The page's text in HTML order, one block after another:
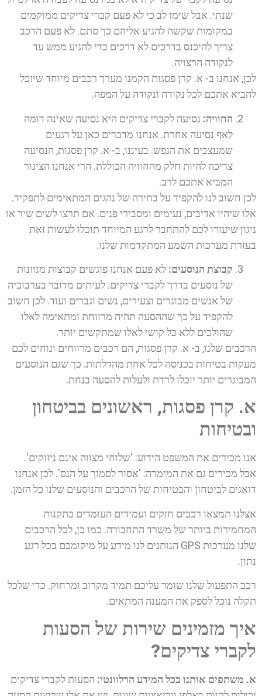
שנתי. אבל שימו לב כי לא פעם קברי צדיקים ממוקמים
במקומות שקשה להגיע אליהם כך סתם. לא פעם הרכב
צריך להיכנס בדרכים לא דרכים כדי להגיע ממש עד
לנקודה הרצויה.
לכן, אנחנו ב- א. קרן פסגות הקמנו מערך רכבים מיוחד שיוכל
להביא אתכם לכל נקודה ונקודה על המפה.
החוויה: נסיעה לקברי צדיקים היא נסיעה שאינה דומה
לאף נסיעה אחרת. אנחנו מדברים כאן על רגעים
שמעצבים את הנפש. בעיננו, ב- א. קרן פסגות, הנסיעה
צריכה להיות חלק מהחוויה הכוללת. הרי אנחנו הצינור
המביא אתכם לרב.
לכן חשוב לנו להקפיד על בחירה של נהגים המתאימים לתפקיד.
אלו שיהיו אדיבים, נעימים ומסבירי פנים. אם תרצו לשים שיר או
ניגון שיעזרו לכם להתחבר לרגע המיוחד תוכלו לעשות זאת
בעזרת מערכות השמע המתקדמות שלנו.
קבוצת הנוסעים: לא פעם אנחנו פוגשים קבוצות מגוונות
של נוסעים בדרך לקברי צדיקים. לעיתים מדובר בערבוביה
של אנשים מבוגרים וצעירים, נשים וגברים ועוד. לכן חשוב
להקפיד על כך שההסעה תהיה מרווחת ומתאימה לאלו
שהולכים ללא כל קושי לאלו שמתקשים יותר.
הרכבים שלנו, ב- א. קרן פסגות, הם רכבים מרווחים ונוחים לכם
מעקות בטיחות בכניסה לכל אחת מהדלתות. כך שגם הנוסעים
המבוגרים יותר יוכלו לרדת ולעלות להסעה בנחת.
א. קרן פסגות, ראשונים בביטחון
ובטיחות
אנו מכירים את המשפט הידוע: 'שלוחי מצווה אינם ניזוקים'.
אבל מכירים גם את המימרה: 'אסור לסמוך על הנס'. לכן אנחנו
דואגים לביטחון והבטיחות של הרכבים והנוסעים שלנו כל הזמן.
אצלנו תמצאו רכבים חזקים ועמידים העומדים בתקנות
המחמירות ביותר של משרד התחבורה. כמו כן, לכל הרכבים
שלנו מערכות GPS הנותנים לנו מידע על מיקומכם בכל רגע
נתון.
רכב התפעול שלנו שומר עליכם תמיד מקרוב ומרחוק. כדי שלכל
תקלה נוכל לספק את המענה המתאים.
איך מזמינים שירות של הסעות
לקברי צדיקים?
א. משתפים אותנו בכל המידע הרלוונטי: הסעות לקברי צדיקים